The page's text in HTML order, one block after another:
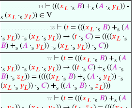
. . . . . . . . . . . . . 14 ⊢ (((𝑥𝐿 ·s 𝐵) +s (𝐴 ·s 𝑦𝐿)) -
s (𝑥𝐿 ·s 𝑦𝐿)) ∈ V
. . . . . . . . . . . . . . . . . 18 ⊢ (𝑡 = (((𝑥𝐿 ·s 𝐵) +s (𝐴
·s 𝑦𝐿)) -s (𝑥𝐿 ·s 𝑦𝐿)) → (𝑡 ·s 𝐶) = ((((𝑥𝐿 ·s
𝐵) +s (𝐴 ·s 𝑦𝐿)) -s (𝑥𝐿 ·s 𝑦𝐿)) ·s 𝐶))
. . . . . . . . . . . . . . . . 17 ⊢ (𝑡 = (((𝑥𝐿 ·s 𝐵) +s (𝐴
·s 𝑦𝐿)) -s (𝑥𝐿 ·s 𝑦𝐿)) → ((𝑡 ·s 𝐶) +s ((𝐴 ·s
𝐵) ·s 𝑧𝐿)) = (((((𝑥𝐿 ·s 𝐵) +s (𝐴 ·s 𝑦𝐿)) -s
(𝑥𝐿 ·s 𝑦𝐿)) ·s 𝐶) +s ((𝐴 ·s 𝐵) ·s 𝑧𝐿)))
. . . . . . . . . . . . . . . . 17 ⊢ (𝑡 = (((𝑥𝐿 ·s 𝐵) +s (𝐴